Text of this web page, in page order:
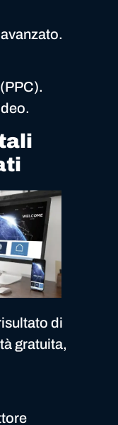
di
gratuita,